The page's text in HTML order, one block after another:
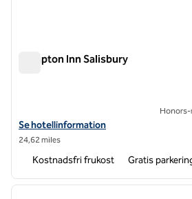
Hampton Inn Salisbury
Visa hotelldetaljer för Hampton Inn
Se hotellinformation
24,62 miles
Kostnadsfri frukost Gratis
1 av 12